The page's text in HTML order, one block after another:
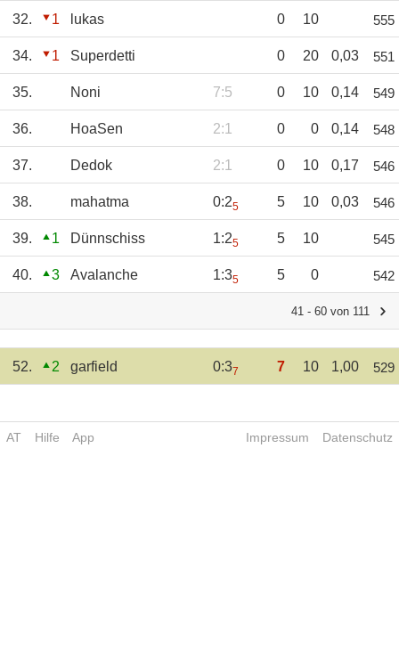
32. 1 lukas 0 10 555
34. 1 Superdetti 0 20 0,03 551
35. Noni 7:5 0 10 0,14 549
36. HoaSen 2:1 0 0 0,14 548
37. Dedok 2:1 0 10 0,17 546
38. mahatma 0:25 5 10 0,03 546
39. 1 Dünnschiss 1:25 5 10 545
40. 3 Avalanche 1:35 5 0 542
41 - 60 von 111
52. 2 garfield 0:37 7 10 1,00 529
AT Hilfe App Impressum Datenschutz